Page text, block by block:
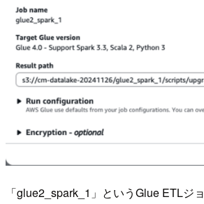
「glue2_spark_1」というGlue ETLジ